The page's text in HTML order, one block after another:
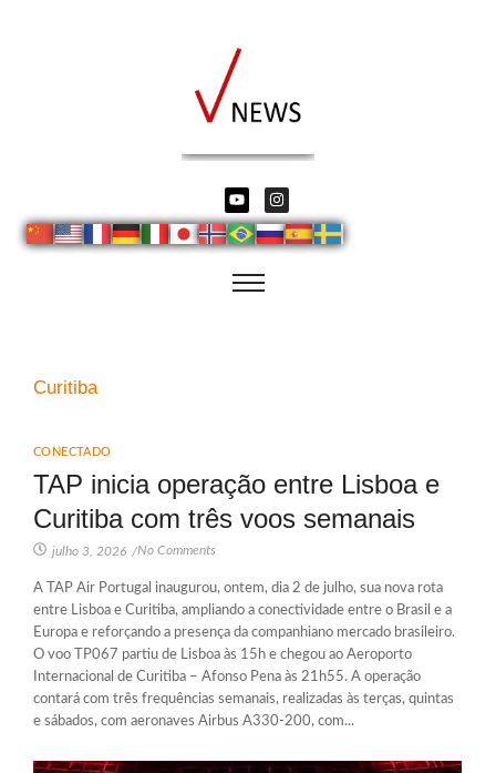
Curitiba
CONECTADO
TAP inicia operação entre Lisboa e
Curitiba com três voos semanais
julho 3, 2026 /No Comments
A TAP Air Portugal inaugurou, ontem, dia 2 de julho, sua nova rota
entre Lisboa e Curitiba, ampliando a conectividade entre o Brasil e a
Europa e reforçando a presença da companhiano mercado brasileiro.
O voo TP067 partiu de Lisboa às 15h e chegou ao Aeroporto
Internacional de Curitiba – Afonso Pena às 21h55. A operação
contará com três frequências semanais, realizadas às terças, quintas
e sábados, com aeronaves Airbus A330-200, com...